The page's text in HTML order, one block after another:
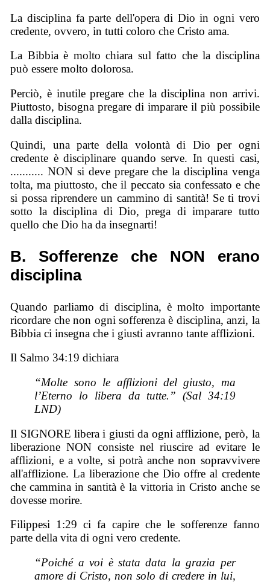
La disciplina fa parte dell'opera di Dio in ogni vero
credente, ovvero, in tutti coloro che Cristo ama.
La Bibbia è molto chiara sul fatto che la disciplina
può essere molto dolorosa.
Perciò, è inutile pregare che la disciplina non arrivi.
Piuttosto, bisogna pregare di imparare il più possibile
dalla disciplina.
Quindi, una parte della volontà di Dio per ogni
credente è disciplinare quando serve. In questi casi,
........... NON si deve pregare che la disciplina venga
tolta, ma piuttosto, che il peccato sia confessato e che
si possa riprendere un cammino di santità! Se ti trovi
sotto la disciplina di Dio, prega di imparare tutto
quello che Dio ha da insegnarti!
B. Sofferenze che NON erano
disciplina
Quando parliamo di disciplina, è molto importante
ricordare che non ogni sofferenza è disciplina, anzi, la
Bibbia ci insegna che i giusti avranno tante afflizioni.
Il Salmo 34:19 dichiara
“Molte sono le afflizioni del giusto, ma
l’Eterno lo libera da tutte.” (Sal 34:19
LND)
Il SIGNORE libera i giusti da ogni afflizione, però, la
liberazione NON consiste nel riuscire ad evitare le
afflizioni, e a volte, si potrà anche non sopravvivere
all'afflizione. La liberazione che Dio offre al credente
che cammina in santità è la vittoria in Cristo anche se
dovesse morire.
Filippesi 1:29 ci fa capire che le sofferenze fanno
parte della vita di ogni vero credente.
“Poiché a voi è stata data la grazia per
amore di Cristo, non solo di credere in lui,